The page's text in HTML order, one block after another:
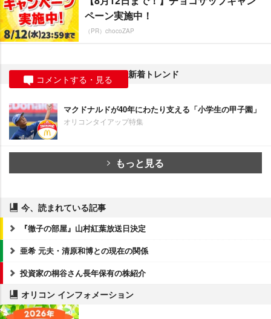
ペーン実施中！
（PR）chocoZAP
コメントする・見る 新着トレンド
マクドナルドが40年にわたり支える「小学生の甲子園」
オリコンタイアップ特集
もっと見る
今、読まれている記事
『徹子の部屋』山村紅葉放送日決定
亜希 元夫・清原和博との現在の関係
投資家の桐谷さん長年保有の株紹介
オリコン インフォメーション